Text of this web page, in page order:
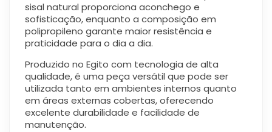
sisal natural proporciona aconchego e
sofisticação, enquanto a composição em
polipropileno garante maior resistência e
praticidade para o dia a dia.
Produzido no Egito com tecnologia de alta
qualidade, é uma peça versátil que pode ser
utilizada tanto em ambientes internos quanto
em áreas externas cobertas, oferecendo
excelente durabilidade e facilidade de
manutenção.